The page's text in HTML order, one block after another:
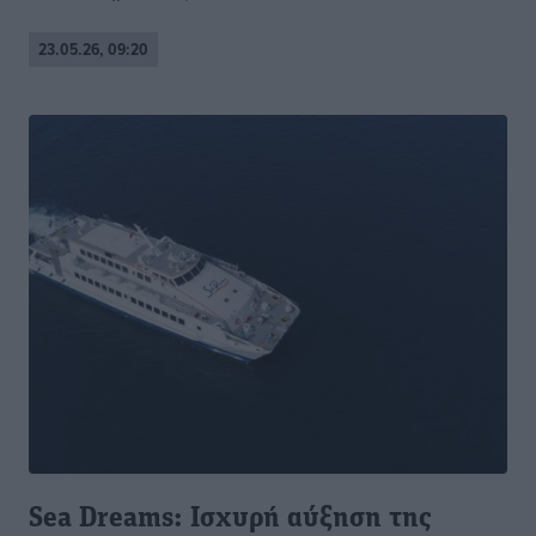
23.05.26, 09:20
Sea Dreams: Ισχυρή αύξηση της